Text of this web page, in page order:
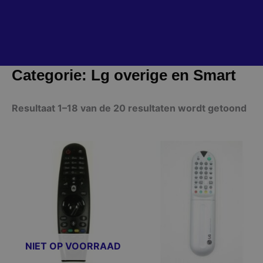
Categorie: Lg overige en Smart
Resultaat 1–18 van de 20 resultaten wordt getoond
NIET OP VOORRAAD
Dit
product
heeft
meerdere
variaties.
Deze
optie
Dit
product
heeft
meerdere
optie
kan